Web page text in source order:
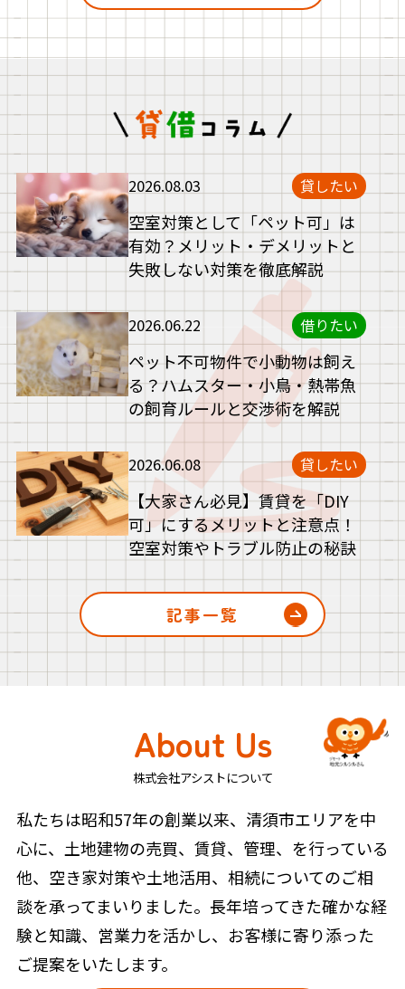
2026.08.03 貸したい
空室対策として「ペット可」は
有効？メリット・デメリットと
失敗しない対策を徹底解説
2026.06.22 借りたい
ペット不可物件で小動物は飼え
る？ハムスター・小鳥・熱帯魚
の飼育ルールと交渉術を解説
2026.06.08 貸したい
【大家さん必見】賃貸を「DIY
可」にするメリットと注意点！
空室対策やトラブル防止の秘訣
記事一覧
About Us
株式会社アシストについて
私たちは昭和57年の創業以来、清須市エリアを中
心に、土地建物の売買、賃貸、管理、を行っている
他、空き家対策や土地活用、相続についてのご相
談を承ってまいりました。長年培ってきた確かな経
験と知識、営業力を活かし、お客様に寄り添った
ご提案をいたします。